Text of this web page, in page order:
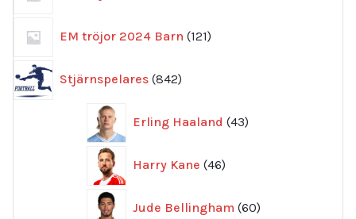
EM tröjor 2024 Barn 121
produkter
Stjärnspelares 842
produkter
Erling Haaland 43
produkter
Harry Kane 46
produkter
Jude Bellingham 60